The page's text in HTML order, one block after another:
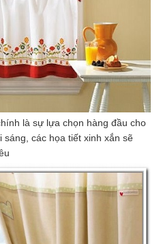
là sự lựa chọn hàng đầu cho
các họa tiết xinh xắn sẽ